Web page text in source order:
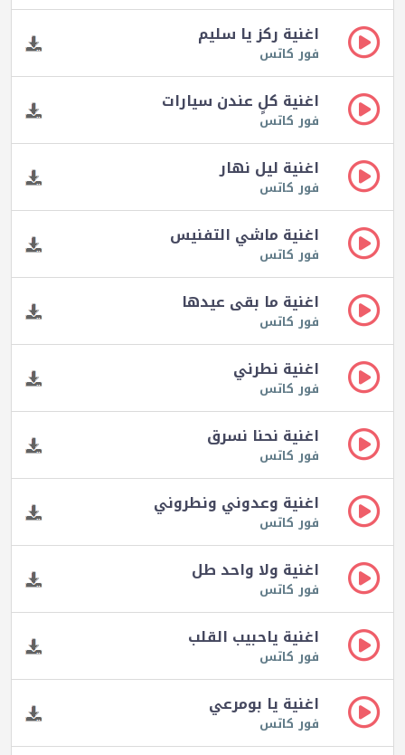
اغنية ركز يا سليم
فور كاتس
اغنية كلٍ عندن سيارات
فور كاتس
اغنية ليل نهار
فور كاتس
اغنية ماشي التفنيس
فور كاتس
اغنية ما بقى عيدها
فور كاتس
اغنية نطرني
فور كاتس
اغنية نحنا نسرق
فور كاتس
اغنية وعدوني ونطروني
فور كاتس
اغنية ولا واحد طل
فور كاتس
اغنية ياحبيب القلب
فور كاتس
اغنية يا بومرعي
فور كاتس